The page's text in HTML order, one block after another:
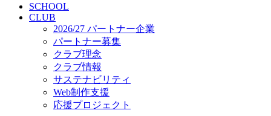
SCHOOL
CLUB
2026/27 パートナー企業
パートナー募集
クラブ理念
クラブ情報
サステナビリティ
Web制作支援
応援プロジェクト